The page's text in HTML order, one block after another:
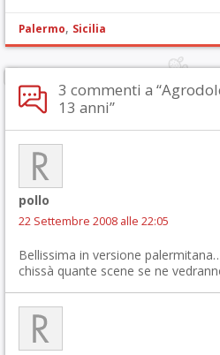
Palermo, Sicilia
3 commenti a
13 anni”
pollo
22 Settembre 2008 alle 22:05
Bellissima in versione
chissà quante scene se ne